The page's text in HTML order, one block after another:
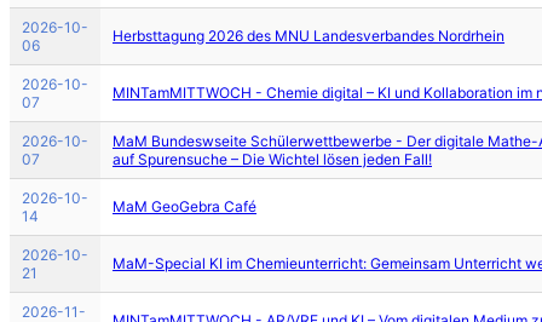
2026-10-
06
Herbsttagung 2026 des MNU Landesverbandes Nordrhein
2026-10-
07
MINTamMITTWOCH - Chemie digital – KI und Kollaboration
2026-10-
07
MaM Bundeswseite Schülerwettbewerbe - Der digitale
auf Spurensuche – Die Wichtel lösen jeden Fall!
2026-10-
14
MaM GeoGebra Café
2026-10-
21
MaM-Special KI im Chemieunterricht: Gemeinsam Unterricht
2026-11-